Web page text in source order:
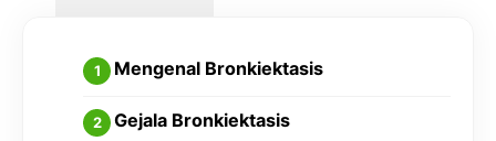
Mengenal Bronkiektasis
Gejala Bronkiektasis